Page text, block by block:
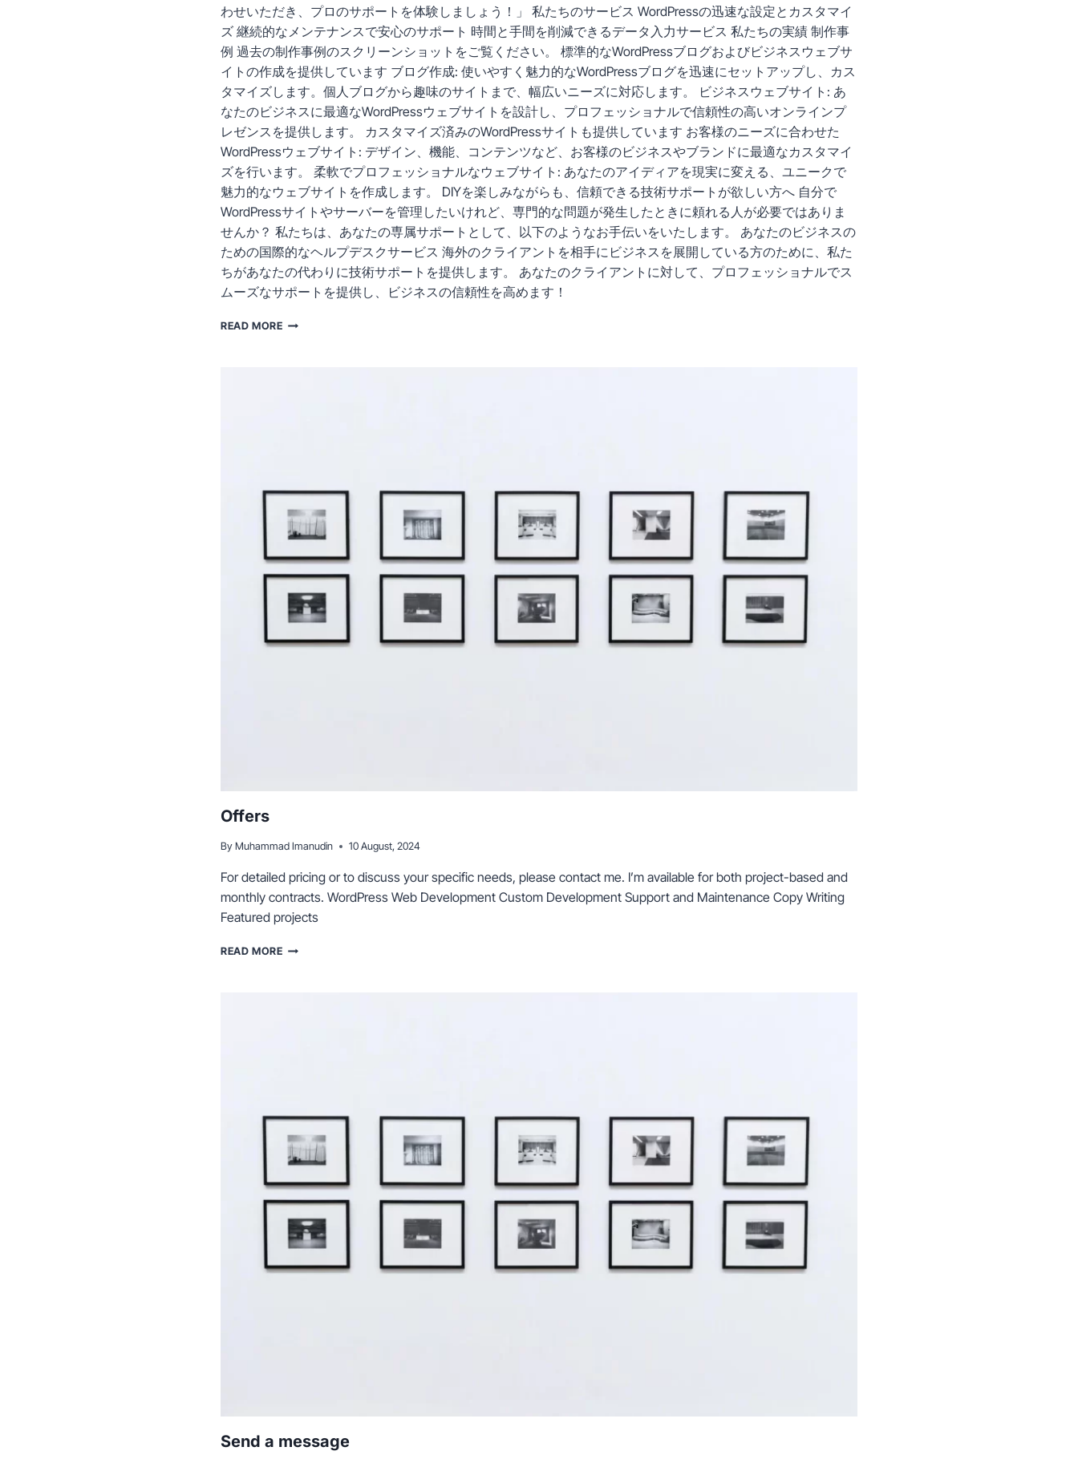
わせいただき、プロのサポートを体験しましょう！」 私たちのサービス WordPressの迅速な設定とカスタマイ
ズ 継続的なメンテナンスで安心のサポート 時間と手間を削減できるデータ入力サービス 私たちの実績 制作事
例 過去の制作事例のスクリーンショットをご覧ください。 標準的なWordPressブログおよびビジネスウェブサ
イトの作成を提供しています ブログ作成: 使いやすく魅力的なWordPressブログを迅速にセットアップし、カス
タマイズします。個人ブログから趣味のサイトまで、幅広いニーズに対応します。 ビジネスウェブサイト: あ
なたのビジネスに最適なWordPressウェブサイトを設計し、プロフェッショナルで信頼性の高いオンラインプ
レゼンスを提供します。 カスタマイズ済みのWordPressサイトも提供しています お客様のニーズに合わせた
WordPressウェブサイト: デザイン、機能、コンテンツなど、お客様のビジネスやブランドに最適なカスタマイ
ズを行います。 柔軟でプロフェッショナルなウェブサイト: あなたのアイディアを現実に変える、ユニークで
魅力的なウェブサイトを作成します。 DIYを楽しみながらも、信頼できる技術サポートが欲しい方へ 自分で
WordPressサイトやサーバーを管理したいけれど、専門的な問題が発生したときに頼れる人が必要ではありま
せんか？ 私たちは、あなたの専属サポートとして、以下のようなお手伝いをいたします。 あなたのビジネスの
ための国際的なヘルプデスクサービス 海外のクライアントを相手にビジネスを展開している方のために、私た
ちがあなたの代わりに技術サポートを提供します。 あなたのクライアントに対して、プロフェッショナルでス
ムーズなサポートを提供し、ビジネスの信頼性を高めます！
READ MOREあ
の
サ
ー
ス
へ
よ
う
こ
そ！
Offers
By Muhammad Imanudin 10 August, 2024
For detailed pricing or to discuss your specific needs, please contact me. I’m available for both project-based and
monthly contracts. WordPress Web Development Custom Development Support and Maintenance Copy Writing
Featured projects
READ MOREOFFERS
Send a message